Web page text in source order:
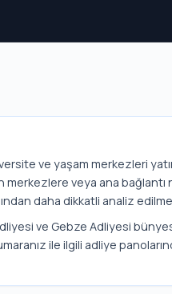
ve yaşam merkezleri
veya ana bağlantı
daha dikkatli analiz
ve Gebze Adliyesi
ile ilgili adliye